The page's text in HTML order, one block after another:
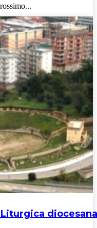
diocesana